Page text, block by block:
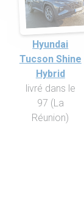
Hyundai
Tucson Shine
Hybrid
livré dans le
97 (La
Réunion)